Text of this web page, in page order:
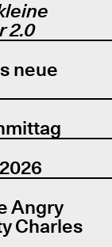
2.0
neue
Angry
Charles